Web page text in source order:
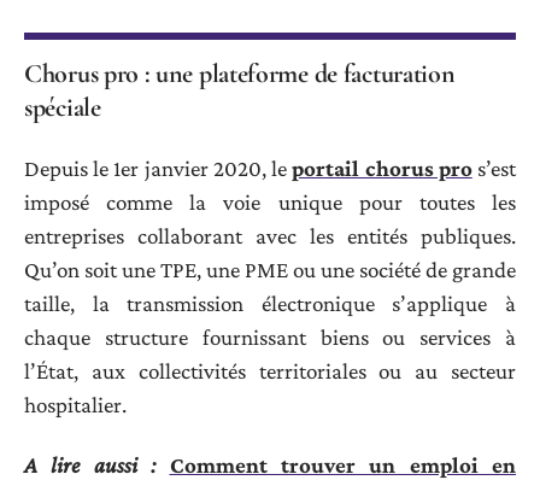
Chorus pro : une plateforme de facturation
spéciale
Depuis le 1er janvier 2020, leportail chorus pros’est
imposé comme la voie unique pour toutes les
entreprises collaborant avec les entités publiques.
Qu’on soit une TPE, une PME ou une société de grande
taille, la transmission électronique s’applique à
chaque structure fournissant biens ou services à
l’État, aux collectivités territoriales ou au secteur
hospitalier.
A lire aussi : Comment trouver un emploi en